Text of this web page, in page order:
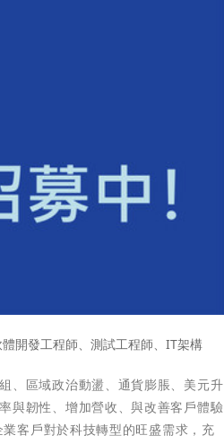
開發工程師、測試工程師、IT架構
、區域政治動盪、通貨膨脹、美元升
與韌性、增加營收、與改善客戶體驗
客戶對於科技轉型的旺盛需求，充